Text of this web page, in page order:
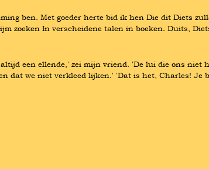
ben. Met goeder herte bid ik hen Die dit Diets
zoeken In verscheidene talen in boeken. Duits,
een ellende,' zei mijn vriend. 'De lui die ons
dat we niet verkleed lijken.' 'Dat is het, Charles! Je